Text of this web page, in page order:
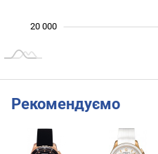
20 000
Рекомендуємо